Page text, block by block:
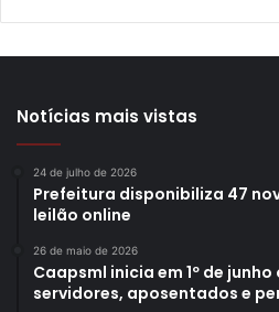
Notícias mais vistas
24 de julho de 2026
Prefeitura disponibiliza 47
leilão online
26 de maio de 2026
Caapsml inicia em 1º de
servidores, aposentados e